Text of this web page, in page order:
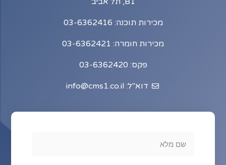
מכירות תוכנה: 03-6362416
מכירות חומרה: 03-6362421
פקס: 03-6362420
דוא"ל: info@cms1.co.il